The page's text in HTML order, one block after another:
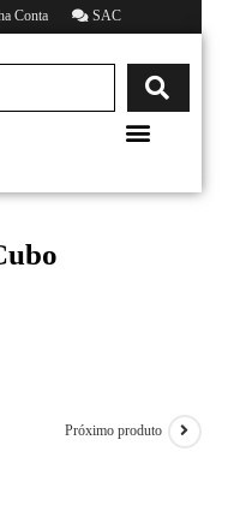
Conta SAC
Próximo produto